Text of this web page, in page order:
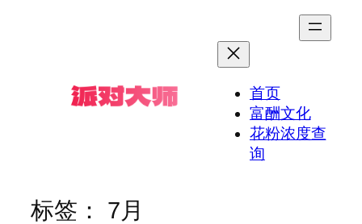
首页
富酬文化
花粉浓度查
询
标签： 7月